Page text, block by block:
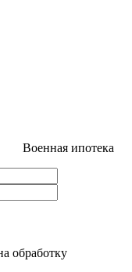
Военная ипотека
обработку